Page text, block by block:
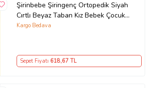
Şirinbebe Şiringenç Ortopedik Siyah
Cırtlı Beyaz Taban Kız Bebek Çocuk
Spor Ayakkabı
Kargo Bedava
Sepet Fiyatı 618,67 TL